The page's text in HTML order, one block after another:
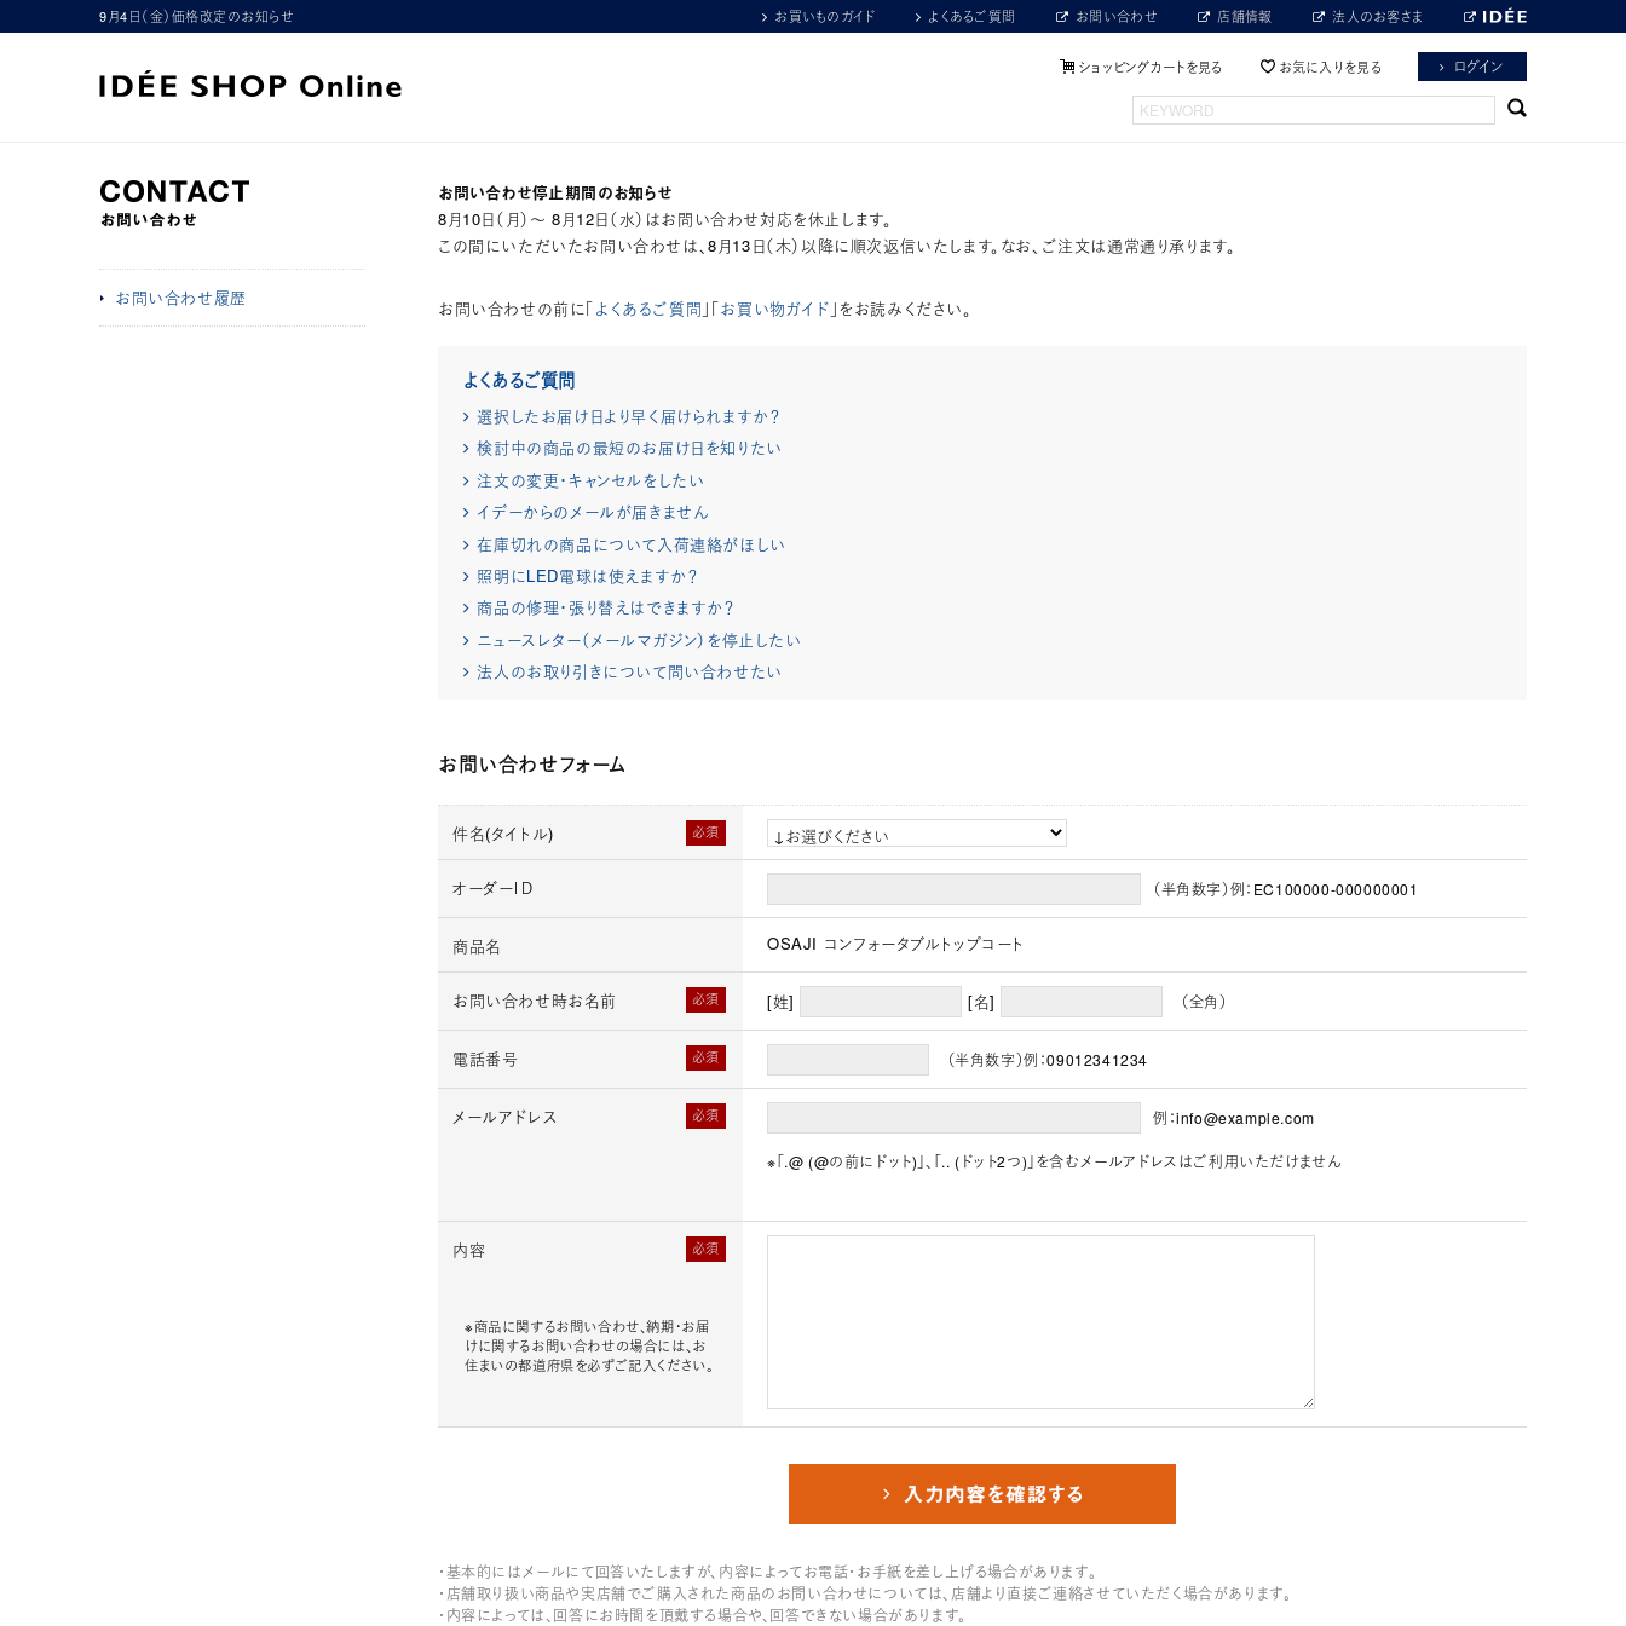
9月4日（金）価格改定のお知らせ お買いものガイド よくあるご質問 お問い合わせ 店舗情報 法人のお客さま
ショッピングカートを見る お気に入りを見る ログイン
お問い合わせ履歴
お問い合わせ停止期間のお知らせ
8月10日（月）～ 8月12日（水）はお問い合わせ対応を休止します。
この間にいただいたお問い合わせは、8月13日（木）以降に順次返信いたします。なお、ご注文は通常通り承ります。
お問い合わせの前に「よくあるご質問 」「お買い物ガイド 」をお読みください。
よくあるご質問
選択したお届け日より早く届けられますか？
検討中の商品の最短のお届け日を知りたい
注文の変更・キャンセルをしたい
イデーからのメールが届きません
在庫切れの商品について入荷連絡がほしい
照明にLED電球は使えますか？
商品の修理・張り替えはできますか？
ニュースレター（メールマガジン）を停止したい
法人のお取り引きについて問い合わせたい
お問い合わせフォーム
必須
件名(タイトル)
オーダーＩＤ （半角数字）例：EC100000-000000001
商品名 OSAJI コンフォータブルトップコート
必須
お問い合わせ時お名前 [姓] [名] （全角）
必須
電話番号 （半角数字）例：09012341234
必須
メールアドレス 例：info@example.com
※「.@ (@の前にドット)」、「.. (ドット2つ)」を含むメールアドレスはご利用いただけません
必須
内容
※商品に関するお問い合わせ、納期・お届
けに関するお問い合わせの場合には、お
住まいの都道府県を必ずご記入ください。
・基本的にはメールにて回答いたしますが、内容によってお電話・お手紙を差し上げる場合があります。
・店舗取り扱い商品や実店舗でご購入された商品のお問い合わせについては、店舗より直接ご連絡させていただく場合があります。
・内容によっては、回答にお時間を頂戴する場合や、回答できない場合があります。